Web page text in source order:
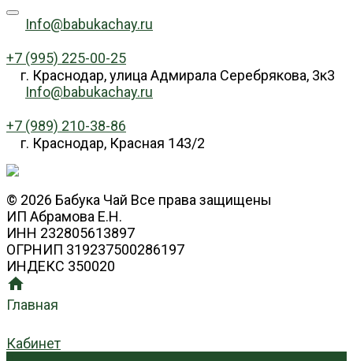
Info@babukachay.ru
+7 (995) 225-00-25
г. Краснодар, улица Адмирала Серебрякова, 3к3
Info@babukachay.ru
+7 (989) 210-38-86
г. Краснодар, Красная 143/2
© 2026 Бабука Чай Все права защищены
ИП Абрамова Е.Н.
ИНН 232805613897
ОГРНИП 319237500286197
ИНДЕКС 350020
Главная
Кабинет